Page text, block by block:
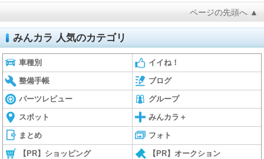
ページの先頭へ ▲
みんカラ 人気のカテゴリ
車種別 イイね！
整備手帳 ブログ
パーツレビュー グループ
スポット みんカラ＋
まとめ フォト
【PR】ショッピング 【PR】オークション